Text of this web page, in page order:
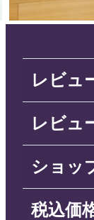
レビュ
レビュ
ショッ
税込価